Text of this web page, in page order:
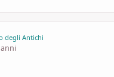
degli Antichi